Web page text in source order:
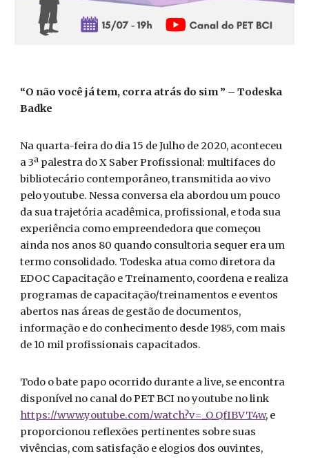
“O não você já tem, corra atrás do sim ” – Todeska
Badke
Na quarta-feira do dia 15 de Julho de 2020, aconteceu
a 3ª palestra do X Saber Profissional: multifaces do
bibliotecário contemporâneo, transmitida ao vivo
pelo youtube. Nessa conversa ela abordou um pouco
da sua trajetória acadêmica, profissional, e toda sua
experiência como empreendedora que começou
ainda nos anos 80 quando consultoria sequer era um
termo consolidado. Todeska atua como diretora da
EDOC Capacitação e Treinamento, coordena e realiza
programas de capacitação/treinamentos e eventos
abertos nas áreas de gestão de documentos,
informação e do conhecimento desde 1985, com mais
de 10 mil profissionais capacitados.
Todo o bate papo ocorrido durante a live, se encontra
disponível no canal do PET BCI no youtube no link
https://www.youtube.com/watch?v=_O_QfIBVT4w, e
proporcionou reflexões pertinentes sobre suas
vivências, com satisfação e elogios dos ouvintes,